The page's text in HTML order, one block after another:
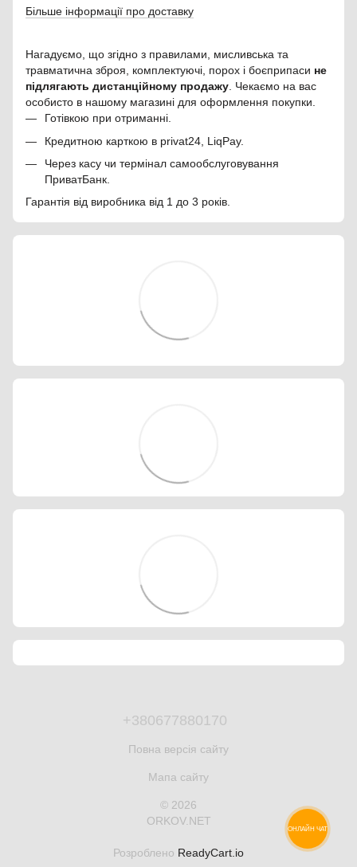
Більше інформації про доставку
Нагадуємо, що згідно з правилами, мисливська та
травматична зброя, комплектуючі, порох і боєприпаси не
підлягають дистанційному продажу . Чекаємо на вас
особисто в нашому магазині для оформлення покупки.
Готівкою при отриманні.
Кредитною карткою в privat24, LiqPay.
Через касу чи термінал самообслуговування
ПриватБанк.
Гарантія від виробника від 1 до 3 років.
+380677880170
Повна версія сайту
Мапа сайту
© 2026
ORKOV.NET
Розроблено ReadyCart.io
ОНЛАЙН ЧАТ